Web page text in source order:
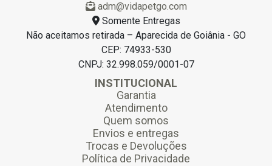
adm@vidapetgo.com
Somente Entregas
Não aceitamos retirada – Aparecida de Goiânia - GO
CEP: 74933-530
CNPJ: 32.998.059/0001-07
INSTITUCIONAL
Garantia
Atendimento
Quem somos
Envios e entregas
Trocas e Devoluções
Política de Privacidade